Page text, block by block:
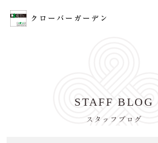
STAFF BLOG
スタッフブログ